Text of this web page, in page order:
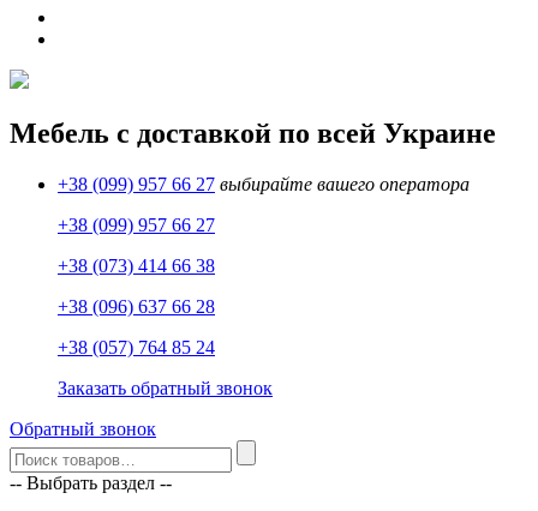
Мебель с доставкой по всей Украине
+38 (099) 957 66 27 выбирайте вашего оператора
+38 (099) 957 66 27
+38 (073) 414 66 38
+38 (096) 637 66 28
+38 (057) 764 85 24
Заказать обратный звонок
Обратный звонок
-- Выбрать раздел --